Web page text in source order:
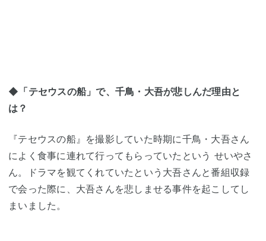
◆「テセウスの船」で、千鳥・大吾が悲しんだ理由と
は？
『テセウスの船』を撮影していた時期に千鳥・大吾さん
によく食事に連れて行ってもらっていたという せいやさ
ん。ドラマを観てくれていたという大吾さんと番組収録
で会った際に、大吾さんを悲しませる事件を起こしてし
まいました。